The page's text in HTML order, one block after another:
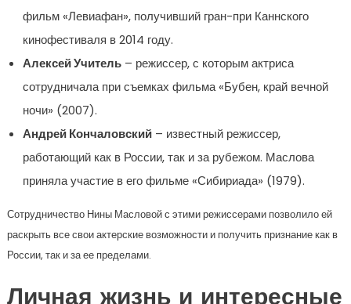
фильм «Левиафан», получивший гран-при Каннского
кинофестиваля в 2014 году.
Алексей Учитель– режиссер, с которым актриса
сотрудничала при съемках фильма «Бубен, край вечной
ночи» (2007).
Андрей Кончаловский– известный режиссер,
работающий как в России, так и за рубежом. Маслова
приняла участие в его фильме «Сибириада» (1979).
Сотрудничество Нины Масловой с этими режиссерами позволило ей
раскрыть все свои актерские возможности и получить признание как в
России, так и за ее пределами.